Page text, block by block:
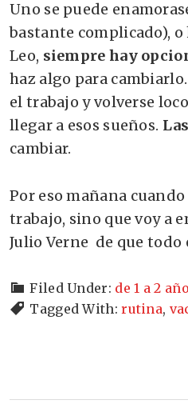
Uno se puede
bastante complicado), o
Leo, siempre hay
haz algo para
el trabajo y volverse
llegar a esos sueños.
cambiar.
Por eso mañana
trabajo, sino que voy a
Julio Verne de que todo
Filed Under: de 1 a 2
Tagged With:rutina,